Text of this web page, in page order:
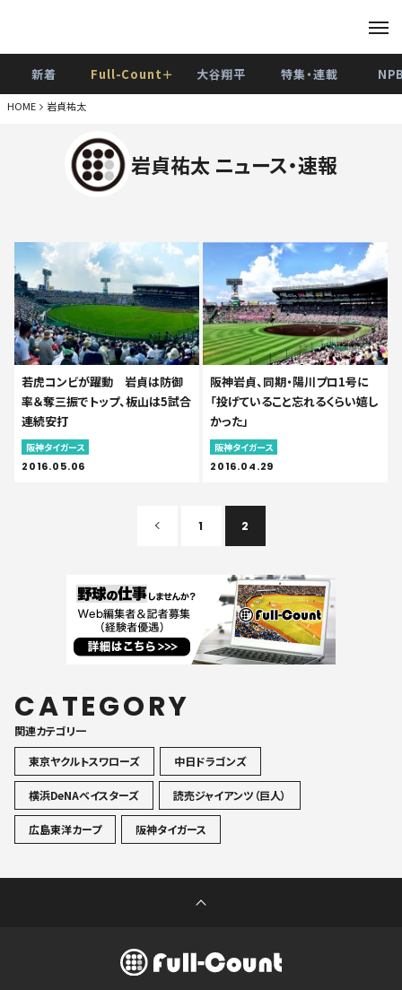
新着 Full-Count＋ 大谷翔平 特集・連載
HOME 岩貞祐太
岩貞祐太 ニュース・速報
若虎コンビが躍動 岩貞は防御
率＆奪三振でトップ、板山は5試合
連続安打
阪神タイガース
2016.05.06
阪神岩貞、同期・陽川プロ1号に
「投げていること忘れるくらい嬉し
かった」
阪神タイガース
2016.04.29
1 2
CATEGORY
関連カテゴリ一
東京ヤクルトスワローズ
中日ドラゴンズ
横浜DeNAベイスターズ 読売ジャイアンツ（巨人）
広島東洋カープ 阪神タイガース